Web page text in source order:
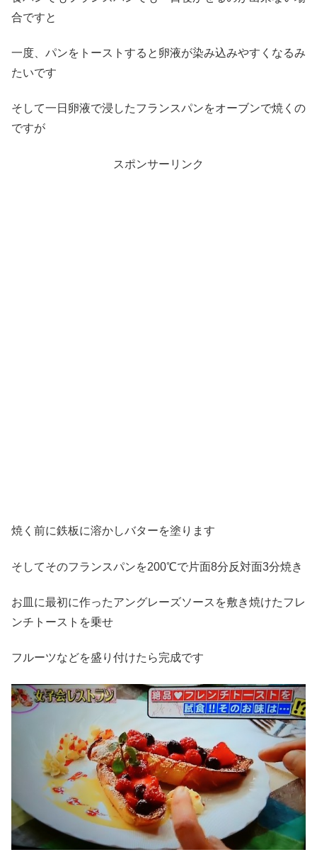
合ですと
一度、パンをトーストすると卵液が染み込みやすくなるみ
たいです
そして一日卵液で浸したフランスパンをオーブンで焼くの
ですが
スポンサーリンク
焼く前に鉄板に溶かしバターを塗ります
そしてそのフランスパンを200℃で片面8分反対面3分焼き
お皿に最初に作ったアングレーズソースを敷き焼けたフレ
ンチトーストを乗せ
フルーツなどを盛り付けたら完成です